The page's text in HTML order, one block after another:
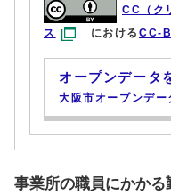
CC（ク
ス
におけるCC-
オープンデータ
大阪市オープンデー
事業所の職員にかか